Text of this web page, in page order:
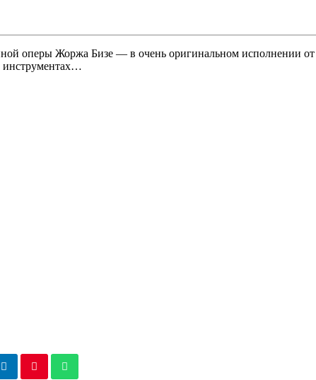
оперы Жоржа Бизе — в очень оригинальном исполнении
инструментах…